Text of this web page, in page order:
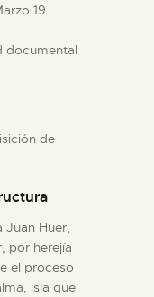
documental
de
Juan Huer,
por herejía
el proceso
isla que